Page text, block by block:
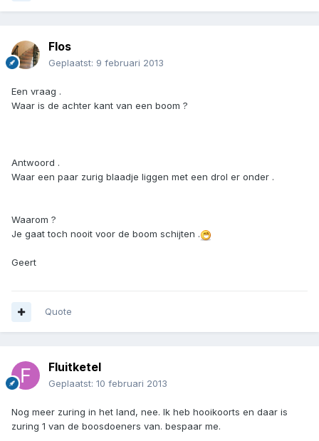
Flos
Geplaatst: 9 februari 2013
Een vraag .
Waar is de achter kant van een boom ?
Antwoord .
Waar een paar zurig blaadje liggen met een drol er onder .
Waarom ?
Je gaat toch nooit voor de boom schijten .
Geert
Quote
Fluitketel
Geplaatst: 10 februari 2013
Nog meer zuring in het land, nee. Ik heb hooikoorts en daar is
zuring 1 van de boosdoeners van. bespaar me.